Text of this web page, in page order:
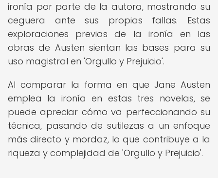
ironía por parte de la autora, mostrando su
ceguera ante sus propias fallas. Estas
exploraciones previas de la ironía en las
obras de Austen sientan las bases para su
uso magistral en 'Orgullo y Prejuicio'.
Al comparar la forma en que Jane Austen
emplea la ironía en estas tres novelas, se
puede apreciar cómo va perfeccionando su
técnica, pasando de sutilezas a un enfoque
más directo y mordaz, lo que contribuye a la
riqueza y complejidad de 'Orgullo y Prejuicio'.